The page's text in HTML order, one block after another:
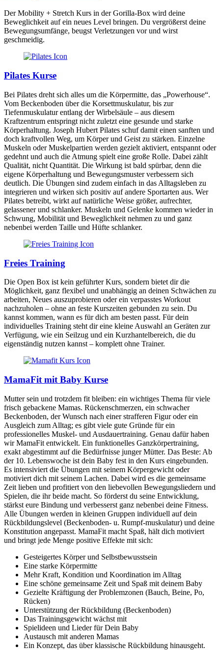
Der Mobility + Stretch Kurs in der Gorilla-Box wird deine
Beweglichkeit auf ein neues Level bringen. Du vergrößerst deine
Bewegungsumfänge, beugst Verletzungen vor und wirst
geschmeidig.
Pilates Kurse
Bei Pilates dreht sich alles um die Körpermitte, das „Powerhouse“.
Vom Beckenboden über die Korsettmuskulatur, bis zur
Tiefenmuskulatur entlang der Wirbelsäule – aus diesem
Kraftzentrum entspringt nicht zuletzt eine gesunde und starke
Körperhaltung. Joseph Hubert Pilates schuf damit einen sanften und
doch kraftvollen Weg, um Körper und Geist zu stärken. Einzelne
Muskeln oder Muskelpartien werden gezielt aktiviert, entspannt oder
gedehnt und auch die Atmung spielt eine große Rolle. Dabei zählt
Qualität, nicht Quantität. Die Wirkung ist bald spürbar, denn die
eigene Körperhaltung und Bewegungsmuster verbessern sich
deutlich. Die Übungen sind zudem einfach in das Alltagsleben zu
integrieren und wirken sich positiv auf andere Sportarten aus. Wer
Pilates betreibt, wirkt auf natürliche Weise größer, aufrechter,
gelassener und schlanker. Muskeln und Gelenke kommen wieder in
Schwung, Mobilität und Beweglichkeit nehmen zu und ganz
nebenbei werden Taille und Hüfte schlanker.
Freies Training
Die Open Box ist kein geführter Kurs, sondern bietet dir die
Möglichkeit, ganz flexibel und unabhängig an deinen Schwächen zu
arbeiten, Neues auszuprobieren oder ein verpasstes Workout
nachzuholen – ohne an feste Kurszeiten gebunden zu sein. Du
kannst kommen, wann es für dich am besten passt. Für dein
individuelles Training steht dir eine kleine Auswahl an Geräten zur
Verfügung, wie ein Seilzug und ein Kurzhantelbereich, die du
eigenständig nutzen kannst – komplett ohne Trainer.
MamaFit mit Baby Kurse
Mutter sein und trotzdem fit bleiben: ein wichtiges Thema für viele
frisch gebackene Mamas. Rückenschmerzen, ein schwacher
Beckenboden, der Wunsch nach einer strafferen Figur oder ein
Ausgleich zum Alltag; es gibt viele gute Gründe für ein
professionelles Muskel- und Ausdauertraining. Genau dafür haben
wir MamaFit entwickelt. Ein funktionelles Ganzkörpertraining,
exakt abgestimmt auf die Bedürfnisse junger Mütter. Das Beste: Ab
der 10. Lebenswoche ist dein Baby fest in den Kurs eingebunden.
Es intensiviert die Übungen mit seinem Körpergewicht oder
motiviert dich mit seinem Lachen. Dabei wird es die gemeinsame
Zeit lieben und profitiert von den liebevollen Bewegungsliedern und
Spielen, die ihr beide macht. So förderst du seine Entwicklung,
stärkst eure Bindung und verbesserst ganz nebenbei deine Fitness.
Alle Übungen werden in kleinen Gruppen individuell auf dein
Rückbildungslevel (Beckenboden- u. Rumpf-muskulatur) und deine
Konstitution angepasst. MamaFit macht Spaß, hält dich motiviert
und bringt jede Menge positive Effekte mit sich:
Gesteigertes Körper und Selbstbewusstsein
Eine starke Körpermitte
Mehr Kraft, Kondition und Koordination im Alltag
Eine schöne gemeinsame Zeit und Spaß mit deinem Baby
Gezielte Kräftigung der Problemzonen (Bauch, Beine, Po,
Rücken)
Unterstützung der Rückbildung (Beckenboden)
Das Trainingsgewicht wächst mit
Spielideen und Lieder für Dein Baby
Austausch mit anderen Mamas
Ein Konzept, das über klassische Rückbildung hinausgeht.